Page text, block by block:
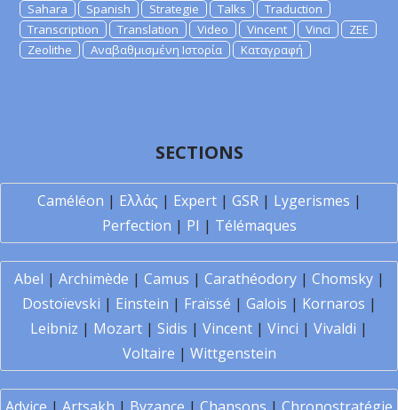
Sahara
Spanish Strategie Talks
Traduction
Transcription
Translation Video Vincent Vinci
ZEE
Zeolithe
Αναβαθμισμένη Ιστορία Καταγραφή
SECTIONS
Caméléon | Ελλάς | Expert| GSR| Lygerismes |
Perfection | PI | Télémaques
Abel | Archimède | Camus | Carathéodory| Chomsky|
Dostoïevski | Einstein | Fraïssé | Galois | Kornaros |
Leibniz | Mozart | Sidis | Vincent | Vinci | Vivaldi |
Voltaire | Wittgenstein